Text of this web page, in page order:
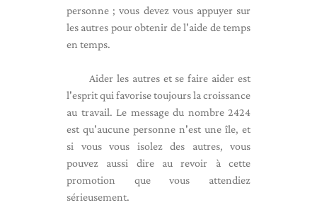
personne ; vous devez vous appuyer sur
les autres pour obtenir de l'aide de temps
en temps.
Aider les autres et se faire aider est
l'esprit qui favorise toujours la croissance
au travail. Le message du nombre 2424
est qu'aucune personne n'est une île, et
si vous vous isolez des autres, vous
pouvez aussi dire au revoir à cette
promotion que vous attendiez
sérieusement.